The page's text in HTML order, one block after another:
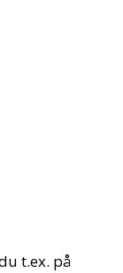
t.ex. på